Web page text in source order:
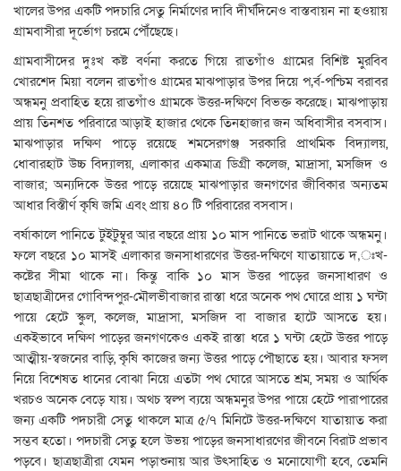
খালের উপর একটি পদচারি সেতু নির্মাণের দাবি দীর্ঘদিনেও বাস্তবায়ন না হওয়ায়
গ্রামবাসীরা দূর্ভোগ চরমে পৌঁছেছে।
গ্রামবাসীদের দুঃখ কষ্ট বর্ণনা করতে গিয়ে রাতগাঁও গ্রামের বিশিষ্ট মুরবিব
খোরশেদ মিয়া বলেন রাতগাঁও গ্রামের মাঝপাড়ার উপর দিয়ে প‚র্ব-পশ্চিম বরাবর
অন্ধমনু প্রবাহিত হয়ে রাতগাঁও গ্রামকে উত্তর-দক্ষিণে বিভক্ত করেছে। মাঝপাড়ায়
প্রায় তিনশত পরিবারে আড়াই হাজার থেকে তিনহাজার জন অধিবাসীর বসবাস।
মাঝপাড়ার দক্ষিণ পাড়ে রয়েছে শমসেরগঞ্জ সরকারি প্রাথমিক বিদ্যালয়,
ধোবারহাট উচ্চ বিদ্যালয়, এলাকার একমাত্র ডিগ্রী কলেজ, মাদ্রাসা, মসজিদ ও
বাজার; অন্যদিকে উত্তর পাড়ে রয়েছে মাঝপাড়ার জনগণের জীবিকার অন্যতম
আধার বিস্তীর্ণ কৃষি জমি এবং প্রায় ৪০ টি পরিবারের বসবাস।
বর্ষাকালে পানিতে টুইটুম্বুর আর বছরে প্রায় ১০ মাস পানিতে ভরাট থাকে অন্ধমনু।
ফলে বছরে ১০ মাসই এলাকার জনসাধারণের উত্তর-দক্ষিণে যাতায়াতে দ‚ঃখ-
কষ্টের সীমা থাকে না। কিন্তু বাকি ১০ মাস উত্তর পাড়ের জনসাধারণ ও
ছাত্রছাত্রীদের গোবিন্দপুর-মৌলভীবাজার রাস্তা ধরে অনেক পথ ঘোরে প্রায় ১ ঘন্টা
পায়ে হেটে স্কুল, কলেজ, মাদ্রাসা, মসজিদ বা বাজার হাটে আসতে হয়।
একইভাবে দক্ষিণ পাড়ের জনগণকেও একই রাস্তা ধরে ১ ঘন্টা হেটে উত্তর পাড়ে
আত্মীয়-স্বজনের বাড়ি, কৃষি কাজের জন্য উত্তর পাড়ে পৌছাতে হয়। আবার ফসল
নিয়ে বিশেষত ধানের বোঝা নিয়ে এতটা পথ ঘোরে আসতে শ্রম, সময় ও আর্থিক
খরচও অনেক বেড়ে যায়। অথচ স্বল্প ব্যয়ে অন্ধমনুর উপর পায়ে হেটে পারাপারের
জন্য একটি পদচারী সেতু থাকলে মাত্র ৫/৭ মিনিটে উত্তর-দক্ষিণে যাতায়াত করা
সম্ভব হতো। পদচারী সেতু হলে উভয় পাড়ের জনসাধারণের জীবনে বিরাট প্রভাব
পড়বে। ছাত্রছাত্রীরা যেমন পড়াশুনায় আর উৎসাহিত ও মনোযোগী হবে, তেমনি